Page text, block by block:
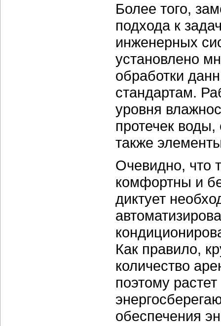
Более того,
подхода к
инженерных
установлено
обработки
стандартам.
уровня
протечек
также
Очевидно, что
комфортны и
диктует
Как правило,
количество
поэтому
обеспечения